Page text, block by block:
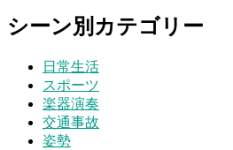
シーン別カテゴリー
日常生活
スポーツ
楽器演奏
交通事故
姿勢